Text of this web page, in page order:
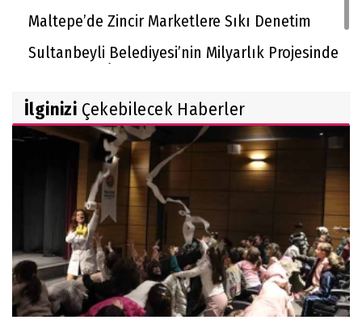
Maltepe’de Zincir Marketlere Sıkı Denetim
Sultanbeyli Belediyesi’nin Milyarlık Projesinde
İlginizi Çekebilecek Haberler